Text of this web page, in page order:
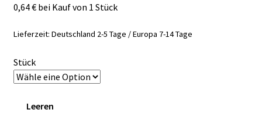
0,64 € bei Kauf von 1 Stück
Lieferzeit: Deutschland 2-5 Tage / Europa 7-14 Tage
Stück
Leeren